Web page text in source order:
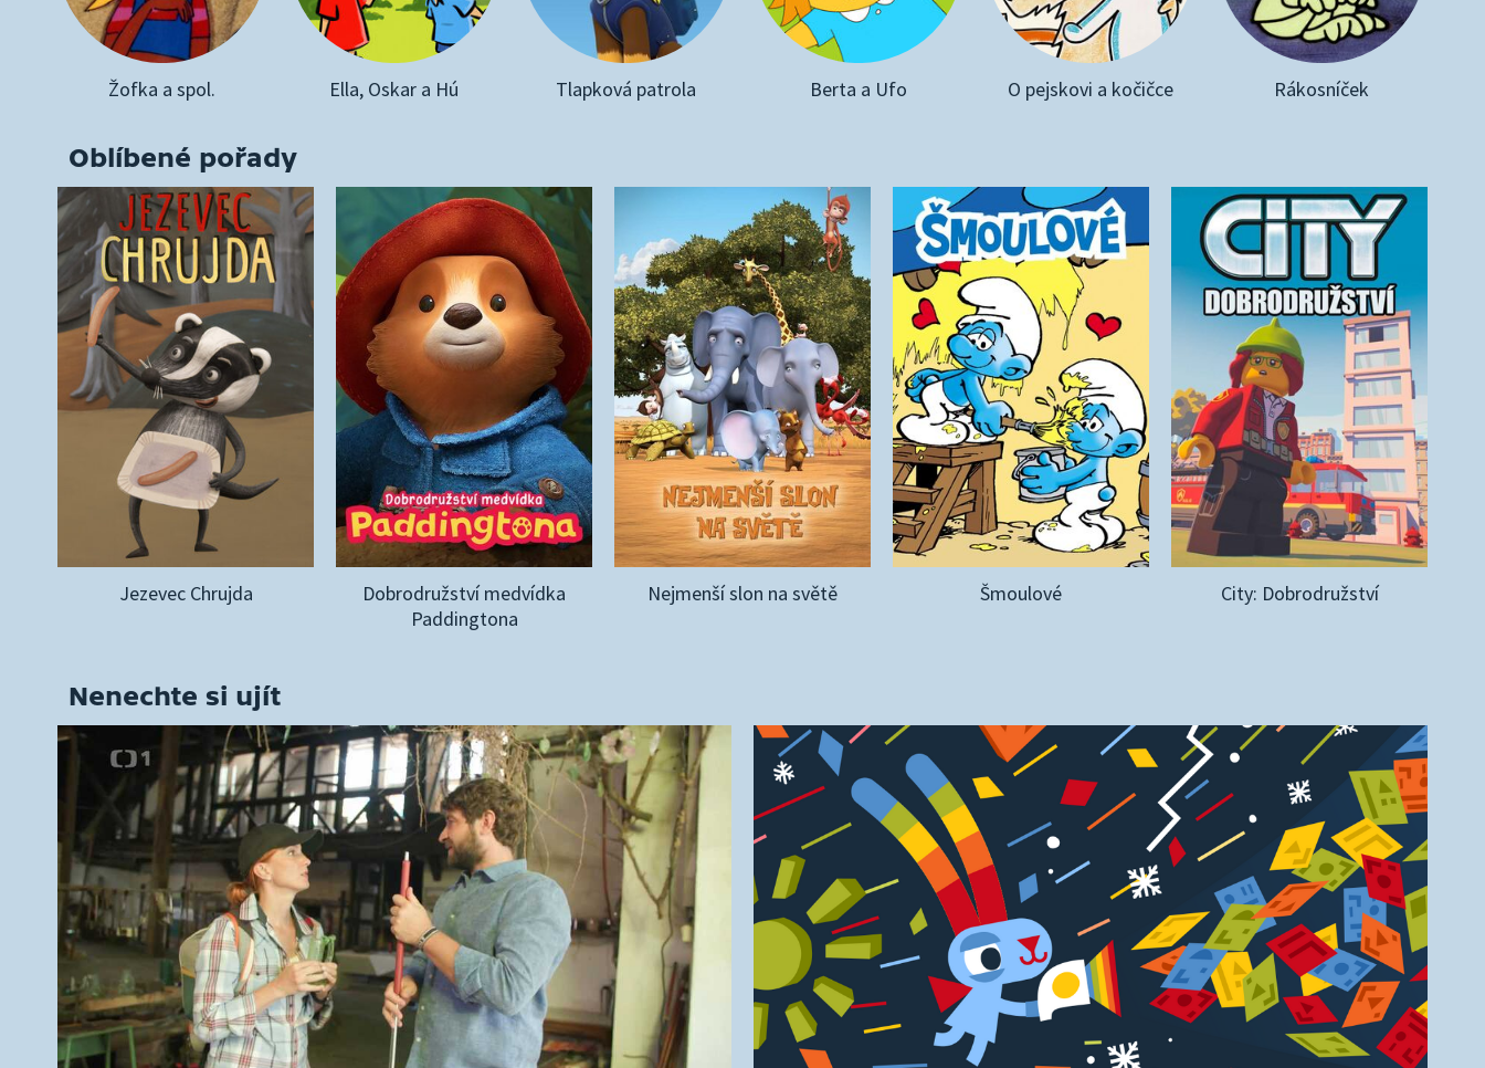
Žofka a spol. Ella, Oskar a Hú Tlapková patrola Berta a Ufo O pejskovi a kočičce Rákosníček
Oblíbené pořady
Jezevec Chrujda
Dobrodružství medvídka
Paddingtona
Nejmenší slon na světě Šmoulové City: Dobrodružství
Nenechte si ujít